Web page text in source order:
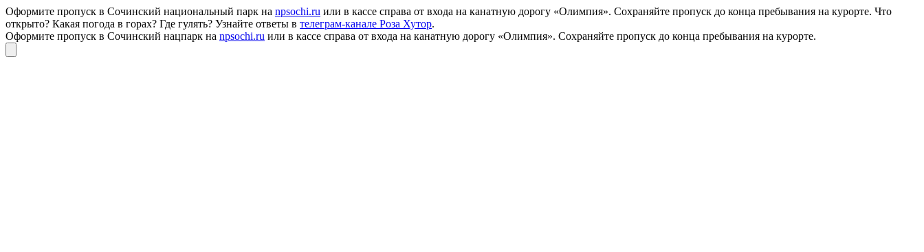
Оформите пропуск в Сочинский национальный парк на npsochi.ru или в кассе справа от входа на канатную дорогу «Олимпия». Сохраняйте пропуск до конца пребывания на курорте. Что
открыто? Какая погода в горах? Где гулять? Узнайте ответы в телеграм-канале Роза Хутор.
Оформите пропуск в Сочинский нацпарк на npsochi.ru или в кассе справа от входа на канатную дорогу «Олимпия». Сохраняйте пропуск до конца пребывания на курорте.